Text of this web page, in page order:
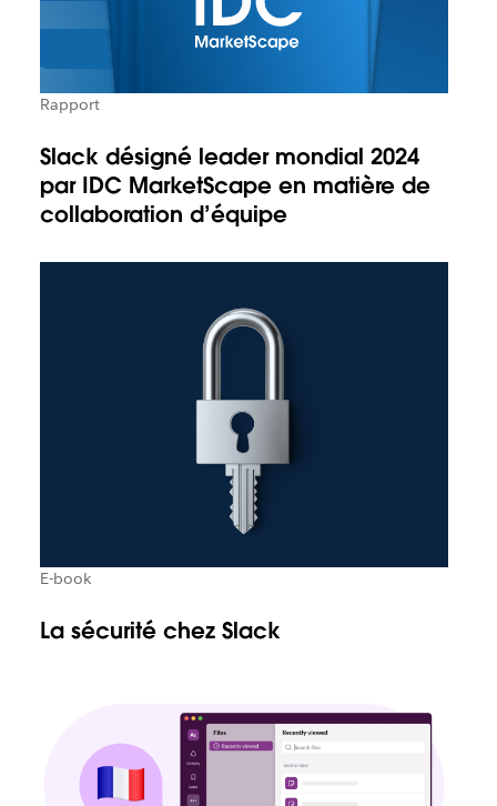
Rapport
Slack désigné leader mondial 2024
par IDC MarketScape en matière de
collaboration d’équipe
E-book
La sécurité chez Slack